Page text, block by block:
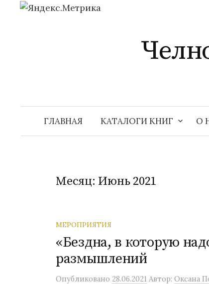
ГЛАВНАЯ КАТАЛОГИ КНИГ О
Месяц: Июнь 2021
МЕРОПРИЯТИЯ
«Бездна, в которую
размышлений
Опубликовано 28.06.2021 Автор: Оксана